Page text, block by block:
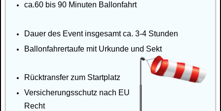
ca.60 bis 90 Minuten Ballonfahrt
Dauer des Event insgesamt ca. 3-4 Stunden
Ballonfahrertaufe mit Urkunde und Sekt
Rücktransfer zum Startplatz
Versicherungsschutz nach EU
Recht